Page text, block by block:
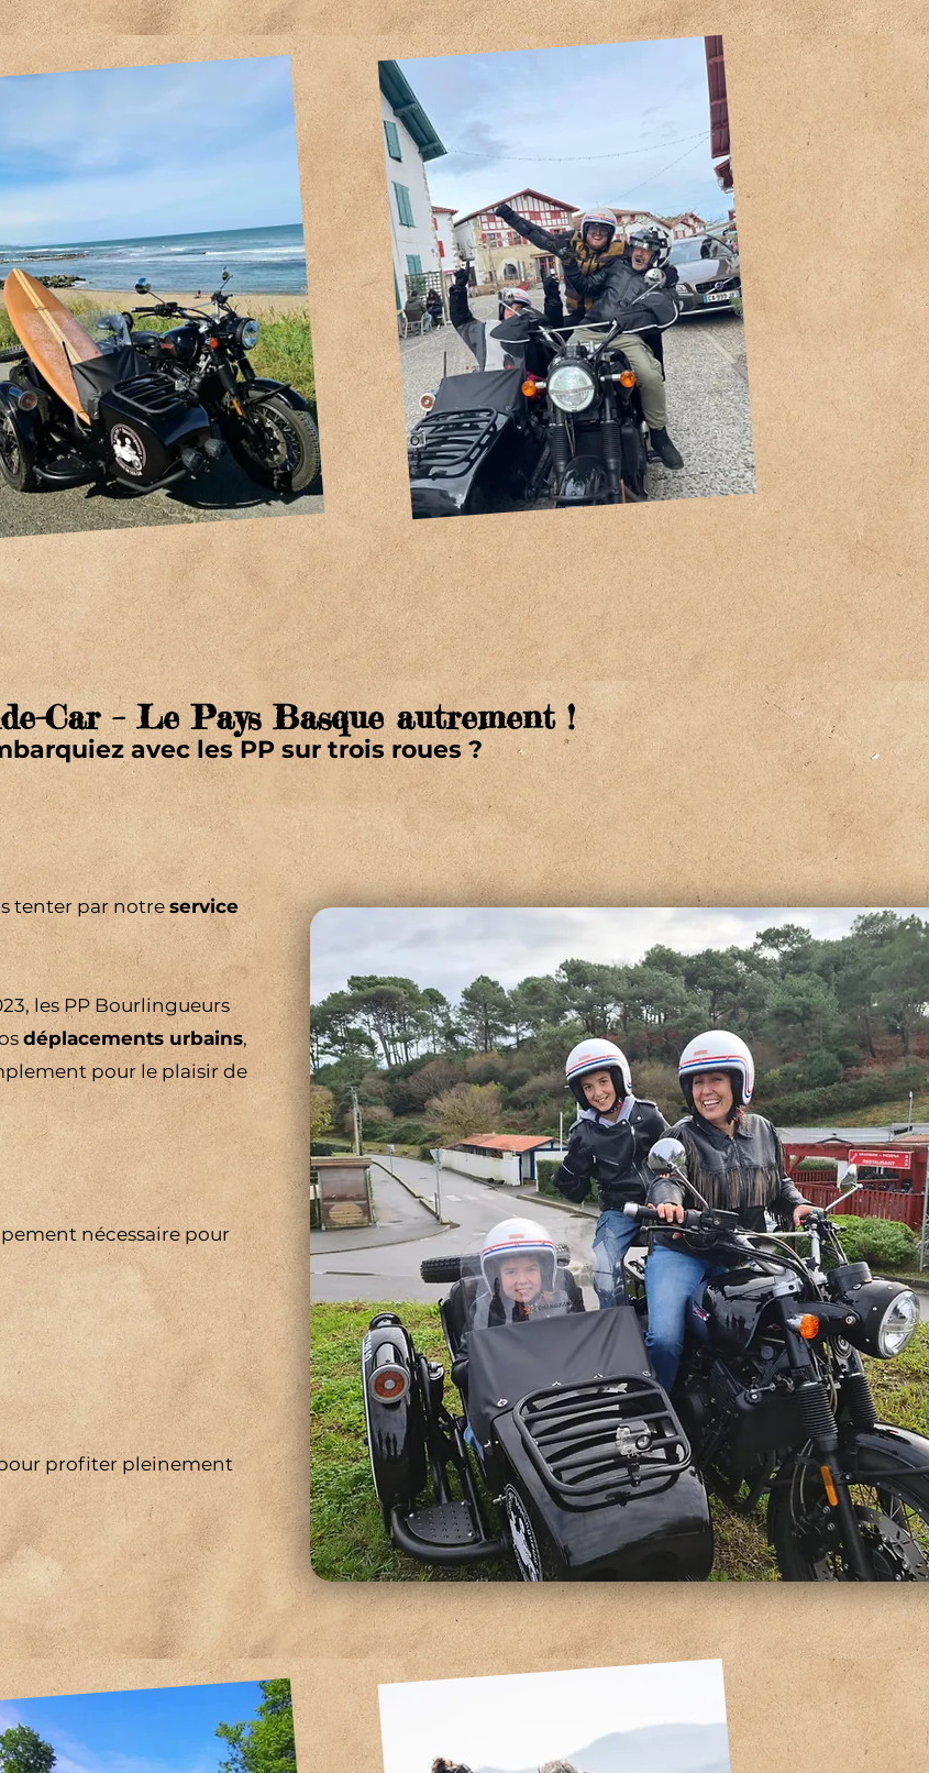
Car – Le Pays Basque autrement !
avec les PP sur trois roues ?
tenter par notreservice
les PP Bourlingueurs
déplacements urbains,
pour le plaisir de
nécessaire pour
profiter pleinement